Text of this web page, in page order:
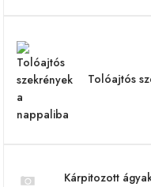
Tolóajtós
Kárpitozott